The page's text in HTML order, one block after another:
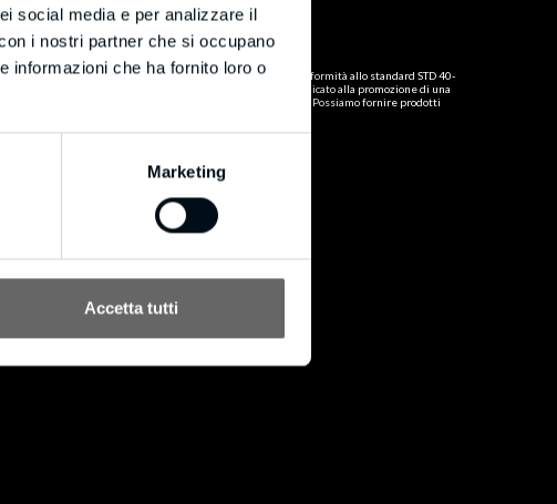
social media e per analizzare il
i nostri partner che si occupano
informazioni che ha fornito loro o
Marketing
Accetta tutti
Certificato FSC
Politica FSC
BM in data 16/10/2020 si è certificata FSC
in conformità allo standard STD 40-
è dedicato alla promozione di una
gestione forestale responsabile in tutto il mondo. Possiamo fornire prodotti